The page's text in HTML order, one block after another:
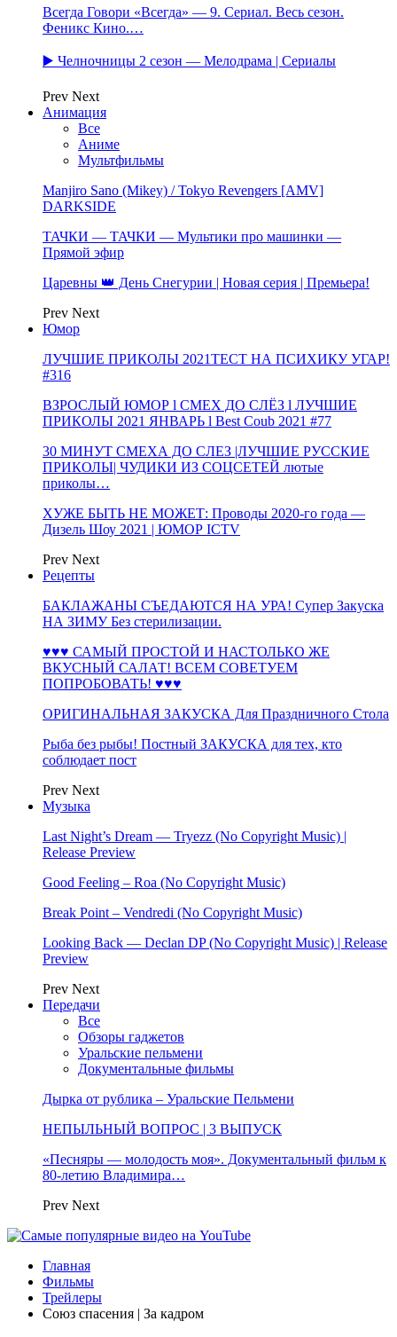
Всегда Говори «Всегда» — 9. Сериал. Весь сезон.
Феникс Кино.…
▶️ Челночницы 2 сезон — Мелодрама | Сериалы
Prev Next
Анимация
Все
Аниме
Мультфильмы
Manjiro Sano (Mikey) / Tokyo Revengers [AMV]
DARKSIDE
ТАЧКИ — ТАЧКИ — Мультики про машинки —
Прямой эфир
Царевны 👑 День Снегурии | Новая серия | Премьера!
Prev Next
Юмор
ЛУЧШИЕ ПРИКОЛЫ 2021ТЕСТ НА ПСИХИКУ УГАР!
#316
ВЗРОСЛЫЙ ЮМОР l СМЕХ ДО СЛЁЗ l ЛУЧШИЕ
ПРИКОЛЫ 2021 ЯНВАРЬ l Best Coub 2021 #77
30 МИНУТ СМЕХА ДО СЛЕЗ |ЛУЧШИЕ РУССКИЕ
ПРИКОЛЫ| ЧУДИКИ ИЗ СОЦСЕТЕЙ лютые
приколы…
ХУЖЕ БЫТЬ НЕ МОЖЕТ: Проводы 2020-го года —
Дизель Шоу 2021 | ЮМОР ICTV
Prev Next
Рецепты
БАКЛАЖАНЫ СЪЕДАЮТСЯ НА УРА! Супер Закуска
НА ЗИМУ Без стерилизации.
♥♥♥ САМЫЙ ПРОСТОЙ И НАСТОЛЬКО ЖЕ
ВКУСНЫЙ САЛАТ! ВСЕМ СОВЕТУЕМ
ПОПРОБОВАТЬ! ♥♥♥
ОРИГИНАЛЬНАЯ ЗАКУСКА Для Праздничного Стола
Рыба без рыбы! Постный ЗАКУСКА для тех, кто
соблюдает пост
Prev Next
Музыка
Last Night’s Dream — Tryezz (No Copyright Music) |
Release Preview
Good Feeling – Roa (No Copyright Music)
Break Point – Vendredi (No Copyright Music)
Looking Back — Declan DP (No Copyright Music) | Release
Preview
Prev Next
Передачи
Все
Обзоры гаджетов
Уральские пельмени
Документальные фильмы
Дырка от рублика – Уральские Пельмени
НЕПЫЛЬНЫЙ ВОПРОС | 3 ВЫПУСК
«Песняры — молодость моя». Документальный фильм к
80-летию Владимира…
Prev Next
Главная
Фильмы
Трейлеры
Союз спасения | За кадром